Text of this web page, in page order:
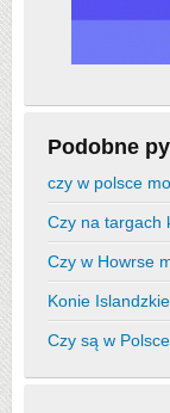
Podobne
czy w polsce
Czy na targach
Czy w Howrse
Konie
Czy są w